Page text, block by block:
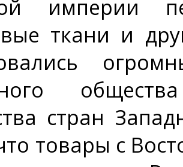
империи
ткани и
стран
товары с